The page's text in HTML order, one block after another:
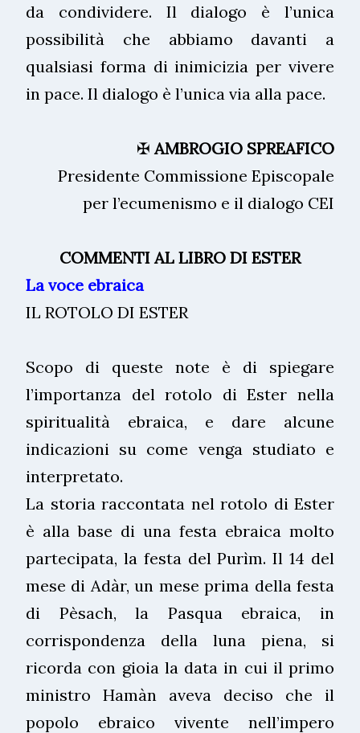
da condividere. Il dialogo è l’unica
possibilità che abbiamo davanti a
qualsiasi forma di inimicizia per vivere
in pace. Il dialogo è l’unica via alla pace.
✠ AMBROGIO SPREAFICO
Presidente Commissione Episcopale
per l’ecumenismo e il dialogo CEI
COMMENTI AL LIBRO DI ESTER
La voce ebraica
IL ROTOLO DI ESTER
Scopo di queste note è di spiegare
l’importanza del rotolo di Ester nella
spiritualità ebraica, e dare alcune
indicazioni su come venga studiato e
interpretato.
La storia raccontata nel rotolo di Ester
è alla base di una festa ebraica molto
partecipata, la festa del Purìm. Il 14 del
mese di Adàr, un mese prima della festa
di Pèsach, la Pasqua ebraica, in
corrispondenza della luna piena, si
ricorda con gioia la data in cui il primo
ministro Hamàn aveva deciso che il
popolo ebraico vivente nell’impero